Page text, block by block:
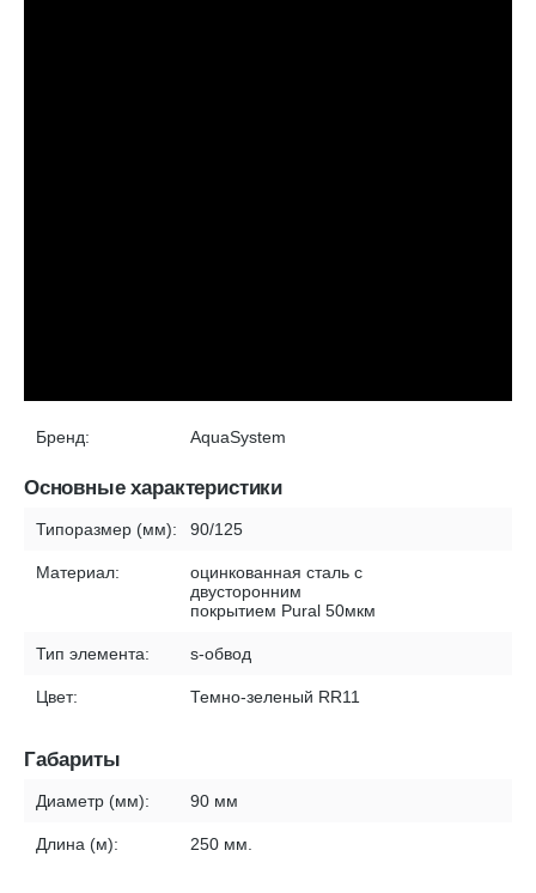
Бренд: AquaSystem
Основные характеристики
Типоразмер (мм): 90/125
Материал:
оцинкованная сталь с
двусторонним
покрытием Pural 50мкм
Тип элемента: s-обвод
Цвет: Темно-зеленый RR11
Габариты
Диаметр (мм): 90 мм
Длина (м): 250 мм.